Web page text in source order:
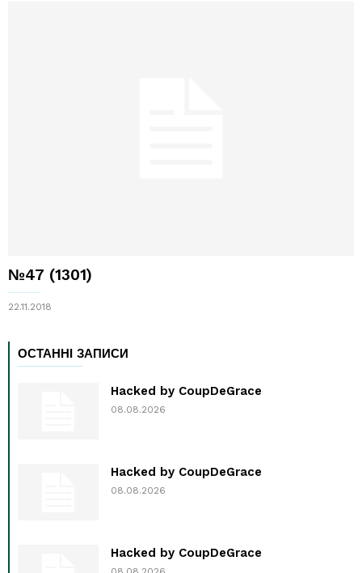
№47 (1301)
22.11.2018
ОСТАННІ ЗАПИСИ
Hacked by CoupDeGrace
08.08.2026
Hacked by CoupDeGrace
08.08.2026
Hacked by CoupDeGrace